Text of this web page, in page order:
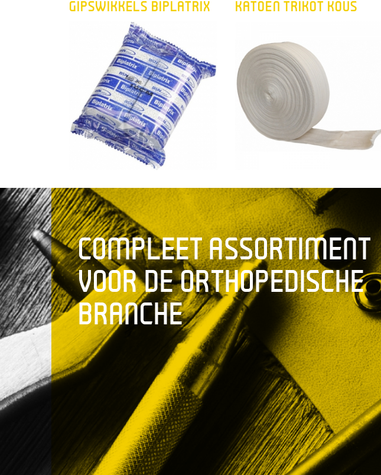
GIPSWIKKELS BIPLATRIX
KATOEN TRIKOT KOUS
COMPLEET ASSORTIMENT
VOOR DE ORTHOPEDISCHE
BRANCHE